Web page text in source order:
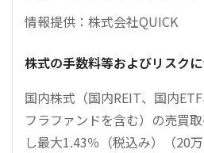
情報提供：株式会社QUICK
株式の手数料等およびリスク
国内株式（国内REIT、国内
フラファンドを含む）の売買
し最大1.43％（税込み）（20